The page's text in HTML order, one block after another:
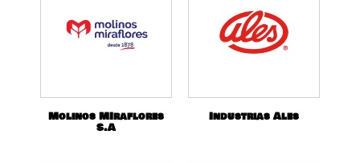
Molinos MIraflores
S.A
Industrias Ales